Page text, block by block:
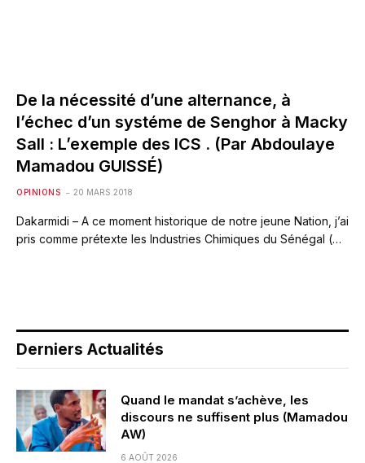
De la nécessité d’une alternance, à
l’échec d’un systéme de Senghor à Macky
Sall : L’exemple des ICS . (Par Abdoulaye
Mamadou GUISSÉ)
OPINIONS 20 MARS 2018
Dakarmidi – A ce moment historique de notre jeune Nation, j’ai
pris comme prétexte les Industries Chimiques du Sénégal (…
Derniers Actualités
Quand le mandat s’achève, les
discours ne suffisent plus (Mamadou
AW)
6 AOÛT 2026